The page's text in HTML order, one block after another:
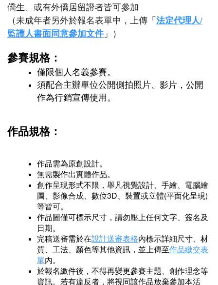
僑生、或有外僑居留證者皆可參加
（未成年者另外於報名表單中，上傳 「 法定代理人/
監護人書面同意參加文件 」 ）
參賽規格：
僅限個人名義參賽。
須配合主辦單位公開側拍照片、影片，公開
作為行銷宣傳使用。
作品規格：
作品需為原創設計。
無需製作出實體作品。
創作呈現形式不限，舉凡視覺設計、手繪、電腦繪
圖、影像合成、數位3D、裝置或立體(平面化呈現)
等皆可。
作品圖僅可標示尺寸，請勿壓上任何文字、簽名及
日期。
完稿送審需於在設計送審表格內標示詳細尺寸、材
質、工法、顏色等其他資訊，並上傳至作品繳交表
單內。
於報名繳件後，不得再變更參賽主題、創作理念等
資訊。若有違反者，將視同該作品放棄參加本活